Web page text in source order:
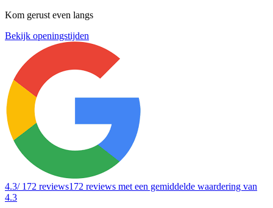
Kom gerust even langs
Bekijk openingstijden
4.3/ 172 reviews172 reviews met een gemiddelde waardering van
4.3